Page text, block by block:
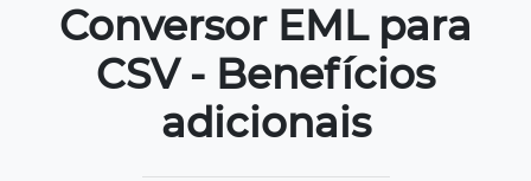
Conversor EML para
CSV - Benefícios
adicionais